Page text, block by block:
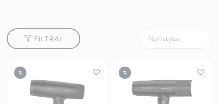
FILTRAI
% %